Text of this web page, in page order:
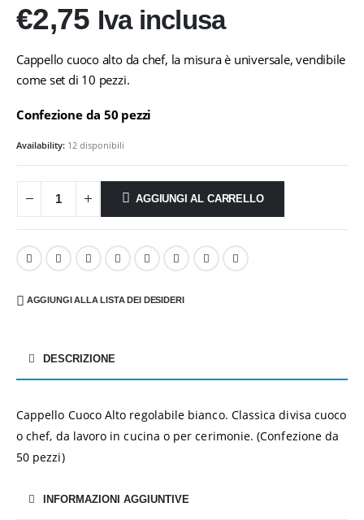
€2,75 Iva inclusa
Cappello cuoco alto da chef, la misura è universale, vendibile
come set di 10 pezzi.
Confezione da 50 pezzi
Availability: 12 disponibili
AGGIUNGI AL CARRELLO
AGGIUNGI ALLA LISTA DEI DESIDERI
DESCRIZIONE
Cappello Cuoco Alto regolabile bianco. Classica divisa cuoco
o chef, da lavoro in cucina o per cerimonie. (Confezione da
50 pezzi)
INFORMAZIONI AGGIUNTIVE